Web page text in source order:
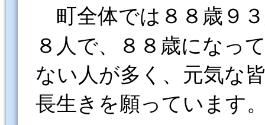
町全体では８８歳９
８人で、８８歳になっ
ない人が多く、元気な
長生きを願っています